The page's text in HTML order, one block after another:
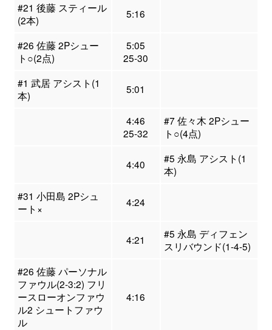
#21 後藤 スティール
(2本)
5:16
#26 佐藤 2Pシュー
ト○(2点)
5:05
25-30
#1 武居 アシスト(1
本)
5:01
4:46
25-32
#7 佐々木 2Pシュー
ト○(4点)
4:40
#5 永島 アシスト(1
本)
#31 小田島 2Pシュ
ート×
4:24
4:21
#5 永島 ディフェン
スリバウンド(1-4-5)
#26 佐藤 パーソナル
ファウル(2-3:2) フリ
ースローオンファウ
ル2 シュートファウ
ル
4:16